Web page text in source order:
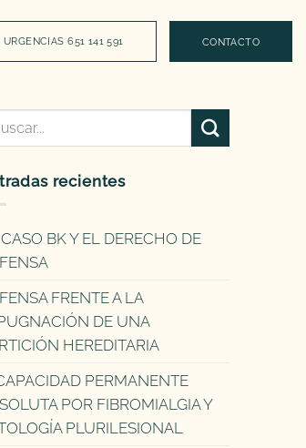
URGENCIAS 651 141 591 CONTACTO
recientes
BK Y EL DERECHO DE
FRENTE A LA
DE UNA
HEREDITARIA
PERMANENTE
POR FIBROMIALGIA Y
PLURILESIONAL